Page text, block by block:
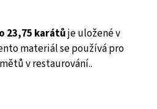
23,75 karátůje uložené v
materiál se používá pro
v restaurování..